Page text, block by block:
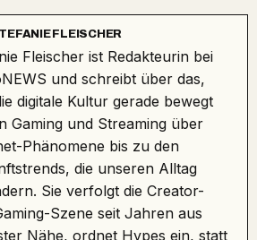
FLEISCHER
Fleischer ist Redakteurin bei
und schreibt über das,
digitale Kultur gerade bewegt
Gaming und Streaming über
Phänomene bis zu den
die unseren Alltag
Sie verfolgt die Creator-
Szene seit Jahren aus
Nähe, ordnet Hypes ein, statt